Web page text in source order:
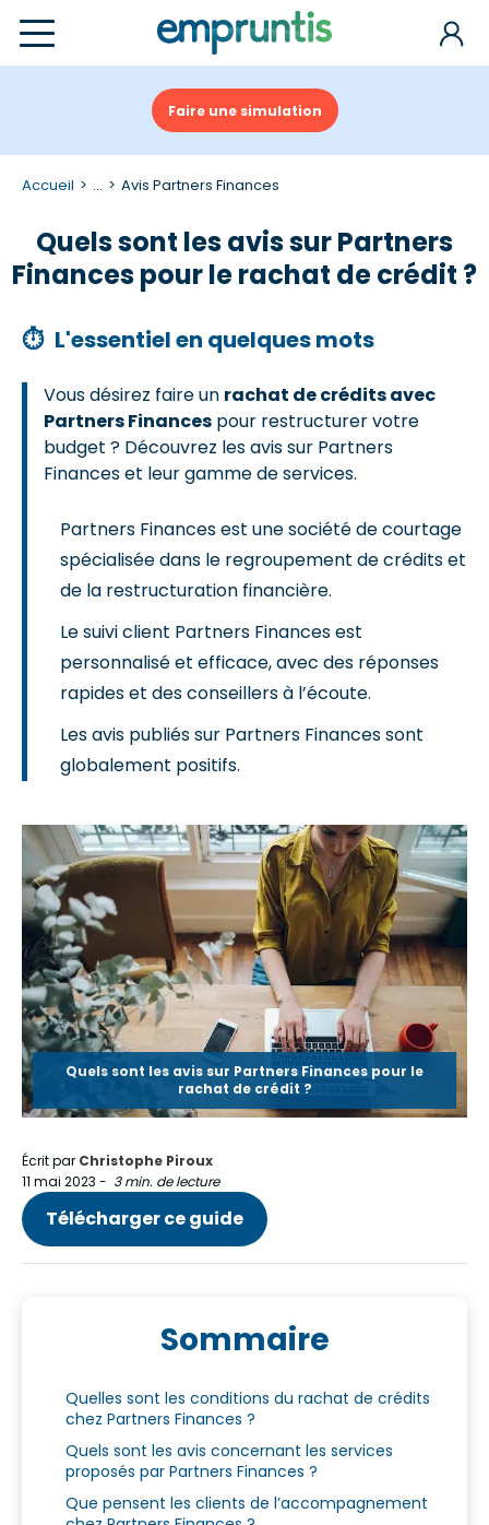
Faire une simulation
Accueil ... Avis Partners Finances
Quels sont les avis sur Partners
Finances pour le rachat de crédit ?
⏱ L'essentiel en quelques mots
Vous désirez faire un rachat de crédits avec
Partners Finances pour restructurer votre
budget ? Découvrez les avis sur Partners
Finances et leur gamme de services.
Partners Finances est une société de courtage
spécialisée dans le regroupement de crédits et
de la restructuration financière.
Le suivi client Partners Finances est
personnalisé et efficace, avec des réponses
rapides et des conseillers à l’écoute.
Les avis publiés sur Partners Finances sont
globalement positifs.
Quels sont les avis sur Partners Finances pour le
rachat de crédit ?
Écrit par Christophe Piroux
11 mai 2023 - 3 min. de lecture
Télécharger ce guide
Sommaire
Quelles sont les conditions du rachat de crédits
chez Partners Finances ?
Quels sont les avis concernant les services
proposés par Partners Finances ?
Que pensent les clients de l’accompagnement